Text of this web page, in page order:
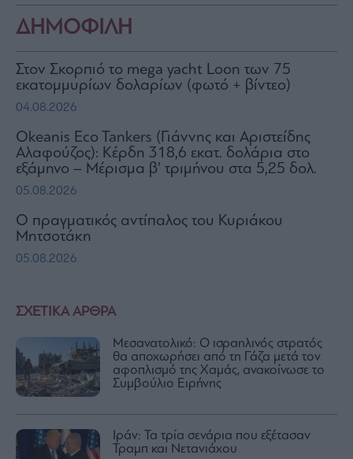
ΣΧΕΤΙΚΑ ΑΡΘΡΑ
Μεσανατολικό: Ο ισραηλινός στρατός
θα αποχωρήσει από τη Γάζα μετά τον
αφοπλισμό της Χαμάς, ανακοίνωσε το
Συμβούλιο Ειρήνης
Ιράν: Τα τρία σενάρια που εξέτασαν
Τραμπ και Νετανιάχου
ΔΗΜΟΦΙΛΗ
Στον Σκορπιό το mega yacht Loon των 75
εκατομμυρίων δολαρίων (φωτό + βίντεο)
04.08.2026
Okeanis Eco Tankers (Γιάννης και Αριστείδης
Αλαφούζος): Κέρδη 318,6 εκατ. δολάρια στο
εξάμηνο – Μέρισμα β’ τριμήνου στα 5,25 δολ.
05.08.2026
Ο πραγματικός αντίπαλος του Κυριάκου
Μητσοτάκη
05.08.2026